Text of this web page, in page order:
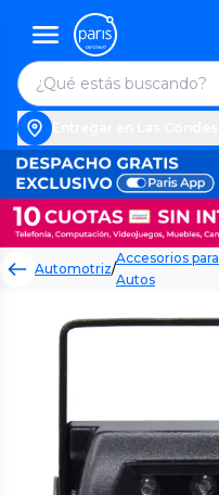
Automotriz/
Accesorios para
Autos